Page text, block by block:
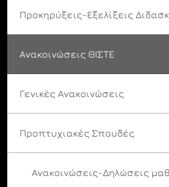
Προκηρύξεις-Εξελίξεις
Ανακοινώσεις ΘΙΣΤΕ
Γενικές Ανακοινώσεις
Προπτυχιακές Σπουδές
Ανακοινώσεις-Δηλώσεις